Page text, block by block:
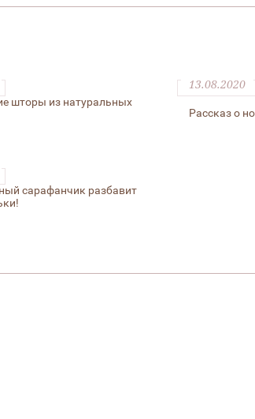
шторы из натуральных
13.08.2020
Рассказ о
сарафанчик разбавит